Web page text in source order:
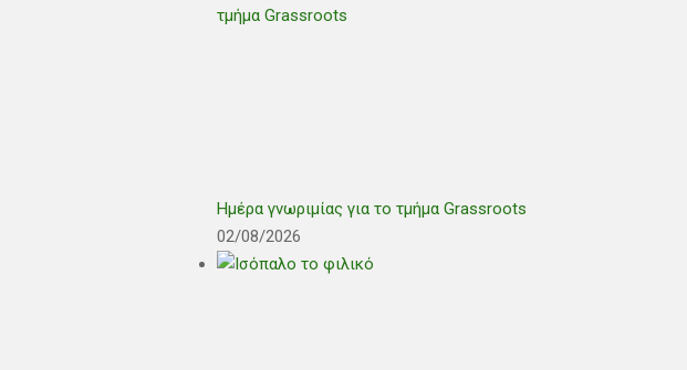
Ημέρα γνωριμίας για το τμήμα Grassroots
02/08/2026